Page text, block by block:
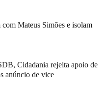
Mateus Simões e isolam
Cidadania rejeita apoio de
anúncio de vice